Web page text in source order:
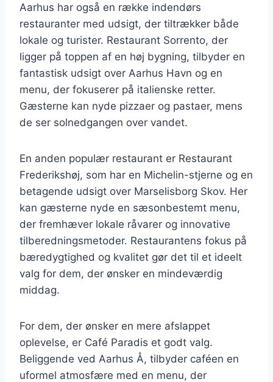
Aarhus har også en række indendørs
restauranter med udsigt, der tiltrækker både
lokale og turister. Restaurant Sorrento, der
ligger på toppen af en høj bygning, tilbyder en
fantastisk udsigt over Aarhus Havn og en
menu, der fokuserer på italienske retter.
Gæsterne kan nyde pizzaer og pastaer, mens
de ser solnedgangen over vandet.
En anden populær restaurant er Restaurant
Frederikshøj, som har en Michelin-stjerne og en
betagende udsigt over Marselisborg Skov. Her
kan gæsterne nyde en sæsonbestemt menu,
der fremhæver lokale råvarer og innovative
tilberedningsmetoder. Restaurantens fokus på
bæredygtighed og kvalitet gør det til et ideelt
valg for dem, der ønsker en mindeværdig
middag.
For dem, der ønsker en mere afslappet
oplevelse, er Café Paradis et godt valg.
Beliggende ved Aarhus Å, tilbyder caféen en
uformel atmosfære med en menu, der